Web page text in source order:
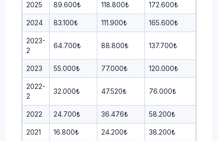
2025 89.600₺ 118.800₺ 172.600₺
2024 83.100₺ 111.900₺ 165.600₺
2023-
2
64.700₺ 88.800₺ 137.700₺
2023 55.000₺ 77.000₺ 120.000₺
2022-
2
32.000₺ 47.520₺ 76.000₺
2022 24.700₺ 36.476₺ 58.200₺
2021 16.800₺ 24.200₺ 38.200₺